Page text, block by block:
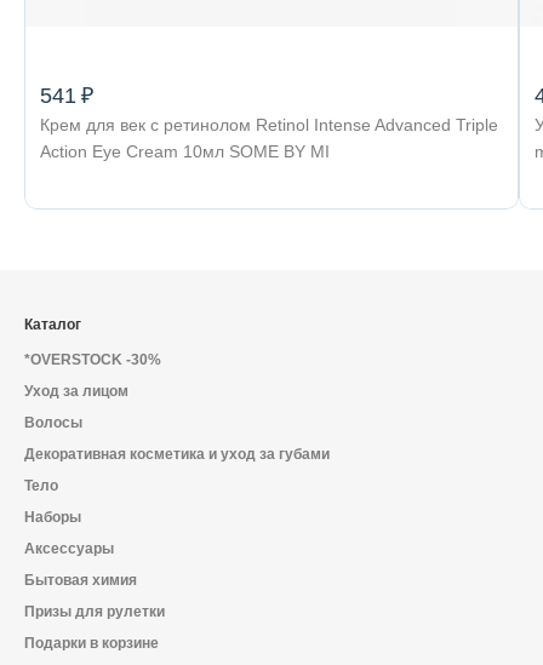
541 ₽
Крем для век с ретинолом Retinol Intense Advanced Triple
Action Eye Cream 10мл SOME BY MI
Каталог
*OVERSTOCK -30%
Уход за лицом
Волосы
Декоративная косметика и уход за губами
Тело
Наборы
Аксессуары
Бытовая химия
Призы для рулетки
Подарки в корзине